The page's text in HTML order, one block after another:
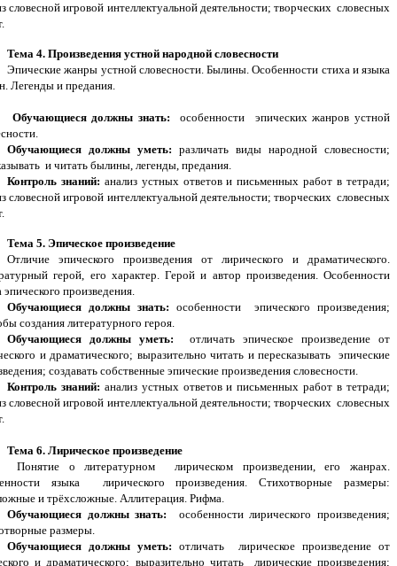
словесной игровой интеллектуальной деятельности; творческих словесных
Тема 4. Произведения устной народной словесности
Эпические жанры устной словесности. Былины. Особенности стиха и языка
Легенды и предания.
Обучающиеся должны знать: особенности эпических жанров устной
Обучающиеся должны уметь: различать виды народной словесности;
и читать былины, легенды, предания.
Контроль знаний: анализ устных ответов и письменных работ в тетради;
словесной игровой интеллектуальной деятельности; творческих словесных
Тема 5. Эпическое произведение
Отличие эпического произведения от лирического и драматического.
герой, его характер. Герой и автор произведения. Особенности
эпического произведения.
Обучающиеся должны знать: особенности эпического произведения;
создания литературного героя.
Обучающиеся должны уметь: отличать эпическое произведение от
и драматического; выразительно читать и пересказывать эпические
создавать собственные эпические произведения словесности.
Контроль знаний: анализ устных ответов и письменных работ в тетради;
словесной игровой интеллектуальной деятельности; творческих словесных
Тема 6. Лирическое произведение
Понятие о литературном лирическом произведении, его жанрах.
языка лирического произведения. Стихотворные размеры:
и трёхсложные. Аллитерация. Рифма.
Обучающиеся должны знать: особенности лирического произведения;
размеры.
Обучающиеся должны уметь: отличать лирическое произведение от
и драматического; выразительно читать лирические произведения;